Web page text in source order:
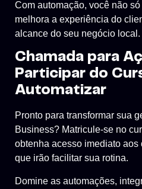
Com automação, você não
melhora a experiência do
alcance do seu negócio local.
Chamada para
Participar do
Automatizar
Pronto para transformar sua
Business? Matricule-se no
obtenha acesso imediato aos
que irão facilitar sua rotina.
Domine as automações,